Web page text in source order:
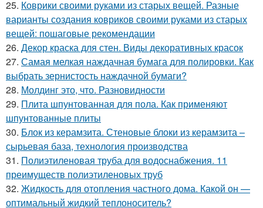
25. Коврики своими руками из старых вещей. Разные
варианты создания ковриков своими руками из старых
вещей: пошаговые рекомендации
26. Декор краска для стен. Виды декоративных красок
27. Самая мелкая наждачная бумага для полировки. Как
выбрать зернистость наждачной бумаги?
28. Молдинг это, что. Разновидности
29. Плита шпунтованная для пола. Как применяют
шпунтованные плиты
30. Блок из керамзита. Стеновые блоки из керамзита –
сырьевая база, технология производства
31. Полиэтиленовая труба для водоснабжения. 11
преимуществ полиэтиленовых труб
32. Жидкость для отопления частного дома. Какой он —
оптимальный жидкий теплоноситель?